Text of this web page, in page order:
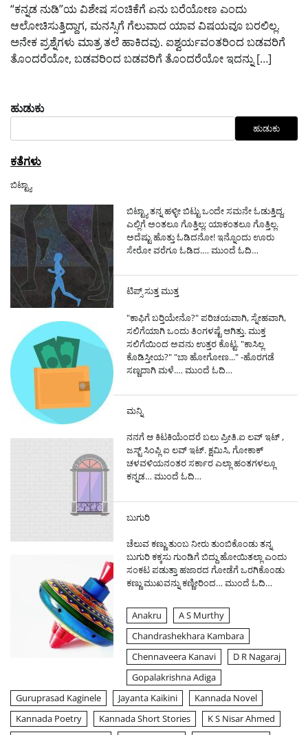
“ಕನ್ನಡ ನುಡಿ”ಯ ವಿಶೇಷ ಸಂಚಿಕೆಗೆ ಏನು ಬರೆಯೋಣ ಎಂದು
ಆಲೋಚಿಸುತ್ತಿದ್ದಾಗ, ಮನಸ್ಸಿಗೆ ಗೆಲುವಾದ ಯಾವ ವಿಷಯವೂ ಬರಲಿಲ್ಲ.
ಅನೇಕ ಪ್ರಶ್ನೆಗಳು ಮಾತ್ರ ತಲೆ ಹಾಕಿದವು. ಐಶ್ವರ್ಯವಂತರಿಂದ ಬಡವರಿಗೆ
ತೊಂದರೆಯೋ, ಬಡವರಿಂದ ಬಡವರಿಗೆ ತೊಂದರೆಯೋ ಇದನ್ನು […]
ಹುಡುಕು
ಹುಡುಕು
ಕತೆಗಳು
ಬಿಟ್ಟ್ಯಾ
ಬಿಟ್ಟ್ಯಾ ತನ್ನ ಹಳ್ಳೀ ಬಿಟ್ಟು ಒ೦ದೇ ಸಮನೇ ಓಡುತ್ತಿದ್ದ.
ಎಲ್ಲಿಗೆ ಅಂತಲೂ ಗೊತ್ತಿಲ್ಲ; ಯಾಕಂತಲೂ ಗೊತ್ತಿಲ್ಲ.
ಅದೆಷ್ಟು ಹೊತ್ತು ಓಡಿದನೋ! ಇನ್ನೊಂದು ಊರು
ಸೇರೋ ವರೆಗೂ ಓಡಿದ.…ಮುಂದೆ ಓದಿ…
ಟಿಪ್ಸ್ ಸುತ್ತ ಮುತ್ತ
"ಕಾಫಿಗೆ ಬರ್‍ತಿಯೇನೊ?" ಪರಿಚಯವಾಗಿ, ಸ್ನೇಹವಾಗಿ,
ಸಲಿಗೆಯಾಗಿ ಒಂದು ತಿಂಗಳಷ್ಟೆ ಆಗಿತ್ತು. ಮುಕ್ತ
ಸಲಿಗೆಯಿಂದ ಅವನು ಉತ್ತರ ಕೊಟ್ಟ. "ಕಾಸಿಲ್ಲ
ಕೊಡಿಸ್ತೀಯ?" "ಬಾ ಹೋಗೋಣ..." -ಹೊರಗಡೆ
ಸಣ್ಣದಾಗಿ ಮಳೆ.…ಮುಂದೆ ಓದಿ…
ಮನ್ನಿ
ನನಗೆ ಆ ಕಿಟಕಿಯೆಂದರೆ ಬಲು ಪ್ರೀತಿ.ಐ ಲವ್ ಇಟ್ ,
ಜಸ್ಟ್ ಸಿಂಪ್ಲಿ ಐ ಲವ್ ಇಟ್. ಕ್ಷಮಿಸಿ, ಗೋಕಾಕ್
ಚಳವಳಿಯನಂತರ ಸರ್ಕಾರ ಎಲ್ಲಾ ಹಂತಗಳಲ್ಲೂ
ಕನ್ನಡ…ಮುಂದೆ ಓದಿ…
ಬುಗುರಿ
ಚೆಲುವ ಕಣ್ಣು ತುಂಬ ನೀರು ತುಂಬಿಕೊಂಡು ತನ್ನ
ಬುಗುರಿ ಕಕ್ಕಸು ಗುಂಡಿಗೆ ಬಿದ್ದು ಹೋಯಿತಲ್ಲಾ ಎಂದು
ಸಂಕಟ ಪಡುತ್ತಾ ಹಜಾರದ ಗೋಡೆಗೆ ಒರಗಿಕೊಂಡು
ಕಣ್ಣು ಮುಖವನ್ನು ಕಣ್ಣೀರಿಂದ…ಮುಂದೆ ಓದಿ…
Anakru
A S Murthy
Chandrashekhara Kambara
Chennaveera Kanavi
D R Nagaraj
Gopalakrishna Adiga
Guruprasad Kaginele
Jayanta Kaikini
Kannada Novel
Kannada Poetry
Kannada Short Stories
K S Nisar Ahmed